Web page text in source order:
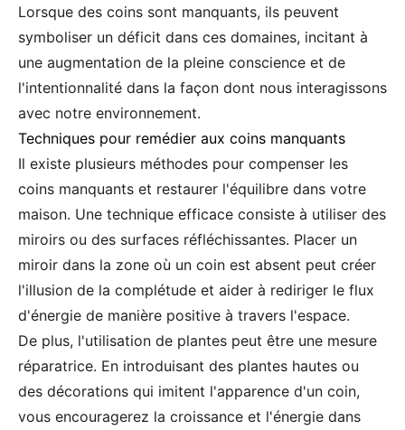
Lorsque des coins sont manquants, ils peuvent
symboliser un déficit dans ces domaines, incitant à
une augmentation de la pleine conscience et de
l'intentionnalité dans la façon dont nous interagissons
avec notre environnement.
Techniques pour remédier aux coins manquants
Il existe plusieurs méthodes pour compenser les
coins manquants et restaurer l'équilibre dans votre
maison. Une technique efficace consiste à utiliser des
miroirs ou des surfaces réfléchissantes. Placer un
miroir dans la zone où un coin est absent peut créer
l'illusion de la complétude et aider à rediriger le flux
d'énergie de manière positive à travers l'espace.
De plus, l'utilisation de plantes peut être une mesure
réparatrice. En introduisant des plantes hautes ou
des décorations qui imitent l'apparence d'un coin,
vous encouragerez la croissance et l'énergie dans